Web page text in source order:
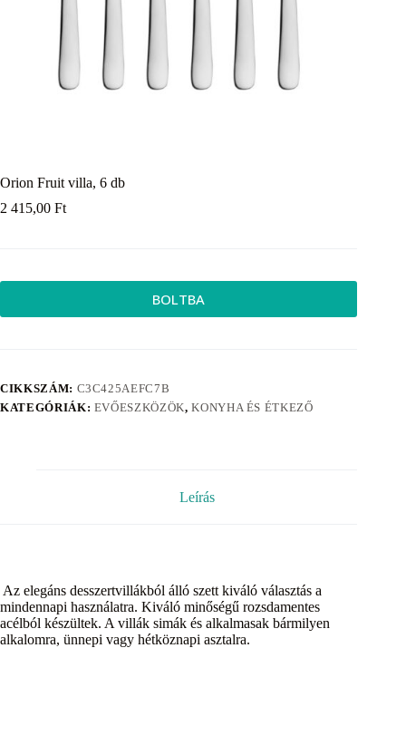
Orion Fruit villa, 6 db
2 415,00 Ft
BOLTBA
CIKKSZÁM: C3C425AEFC7B
KATEGÓRIÁK: EVŐESZKÖZÖK,KONYHA ÉS ÉTKEZŐ
Leírás
Az elegáns desszertvillákból álló szett kiváló választás a
mindennapi használatra. Kiváló minőségű rozsdamentes
acélból készültek. A villák simák és alkalmasak bármilyen
alkalomra, ünnepi vagy hétköznapi asztalra.